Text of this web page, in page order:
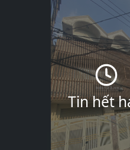
Tin hết